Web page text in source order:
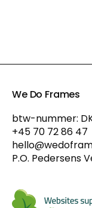
We Do Frames
btw-nummer:
+45 70 72 86 47
P.O. Pedersens